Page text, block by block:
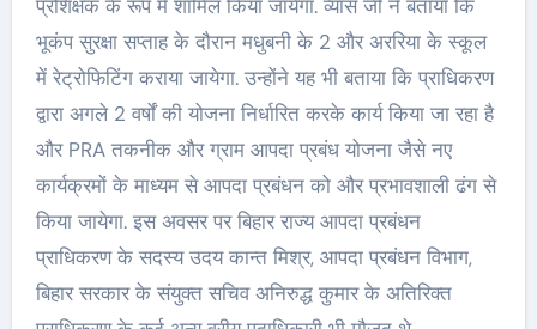
प्रशिक्षक के रूप में शामिल किया जायेगा. व्यास जी ने बताया कि
भूकंप सुरक्षा सप्ताह के दौरान मधुबनी के 2 और अररिया के स्कूल
में रेट्रोफिटिंग कराया जायेगा. उन्होंने यह भी बताया कि प्राधिकरण
द्वारा अगले 2 वर्षों की योजना निर्धारित करके कार्य किया जा रहा है
और PRA तकनीक और ग्राम आपदा प्रबंध योजना जैसे नए
कार्यक्रमों के माध्यम से आपदा प्रबंधन को और प्रभावशाली ढंग से
किया जायेगा. इस अवसर पर बिहार राज्य आपदा प्रबंधन
प्राधिकरण के सदस्य उदय कान्त मिश्र, आपदा प्रबंधन विभाग,
बिहार सरकार के संयुक्त सचिव अनिरुद्ध कुमार के अतिरिक्त